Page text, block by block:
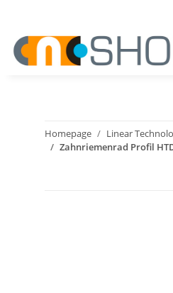
Homepage Linear
Zahnriemenrad Profil